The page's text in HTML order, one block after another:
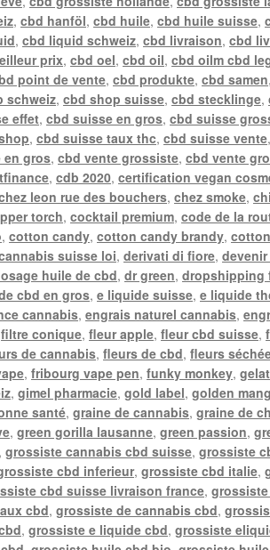
,cbd hanföl,cbd huile,cbd huile suisse,
,cbd liquid schweiz,cbd livraison,cbd
prix,cbd oel,cbd oil,cbd oilm cbd
point de vente,cbd produkte,cbd samen
schweiz,cbd shop suisse,cbd stecklinge,
effet,cbd suisse en gros,cbd suisse
,cbd suisse taux thc,cbd suisse vente
en gros,cbd vente grossiste,cbd vente
,cdb 2020,certification vegan
leon rue des bouchers,chez smoke,
torch,cocktail premium,code de la
,cotton candy,cotton candy brandy,
suisse loi,derivati di fiore,
huile de cbd,dr green,dropshipping
cbd en gros,e liquide suisse,e liquide
cannabis,engrais naturel cannabis,
filtre conique,fleur apple,fleur cbd suisse,
de cannabis,fleurs de cbd,fleurs
,fribourg vape pen,funky monkey,
,gimel pharmacie,gold label,golden
santé,graine de cannabis,graine de
,green gorilla lausanne,green passion,
,grossiste cannabis cbd suisse,grossiste
cbd inferieur,grossiste cbd italie,
cbd suisse livraison france,
cbd,grossiste de cannabis cbd,
,grossiste e liquide cbd,grossiste